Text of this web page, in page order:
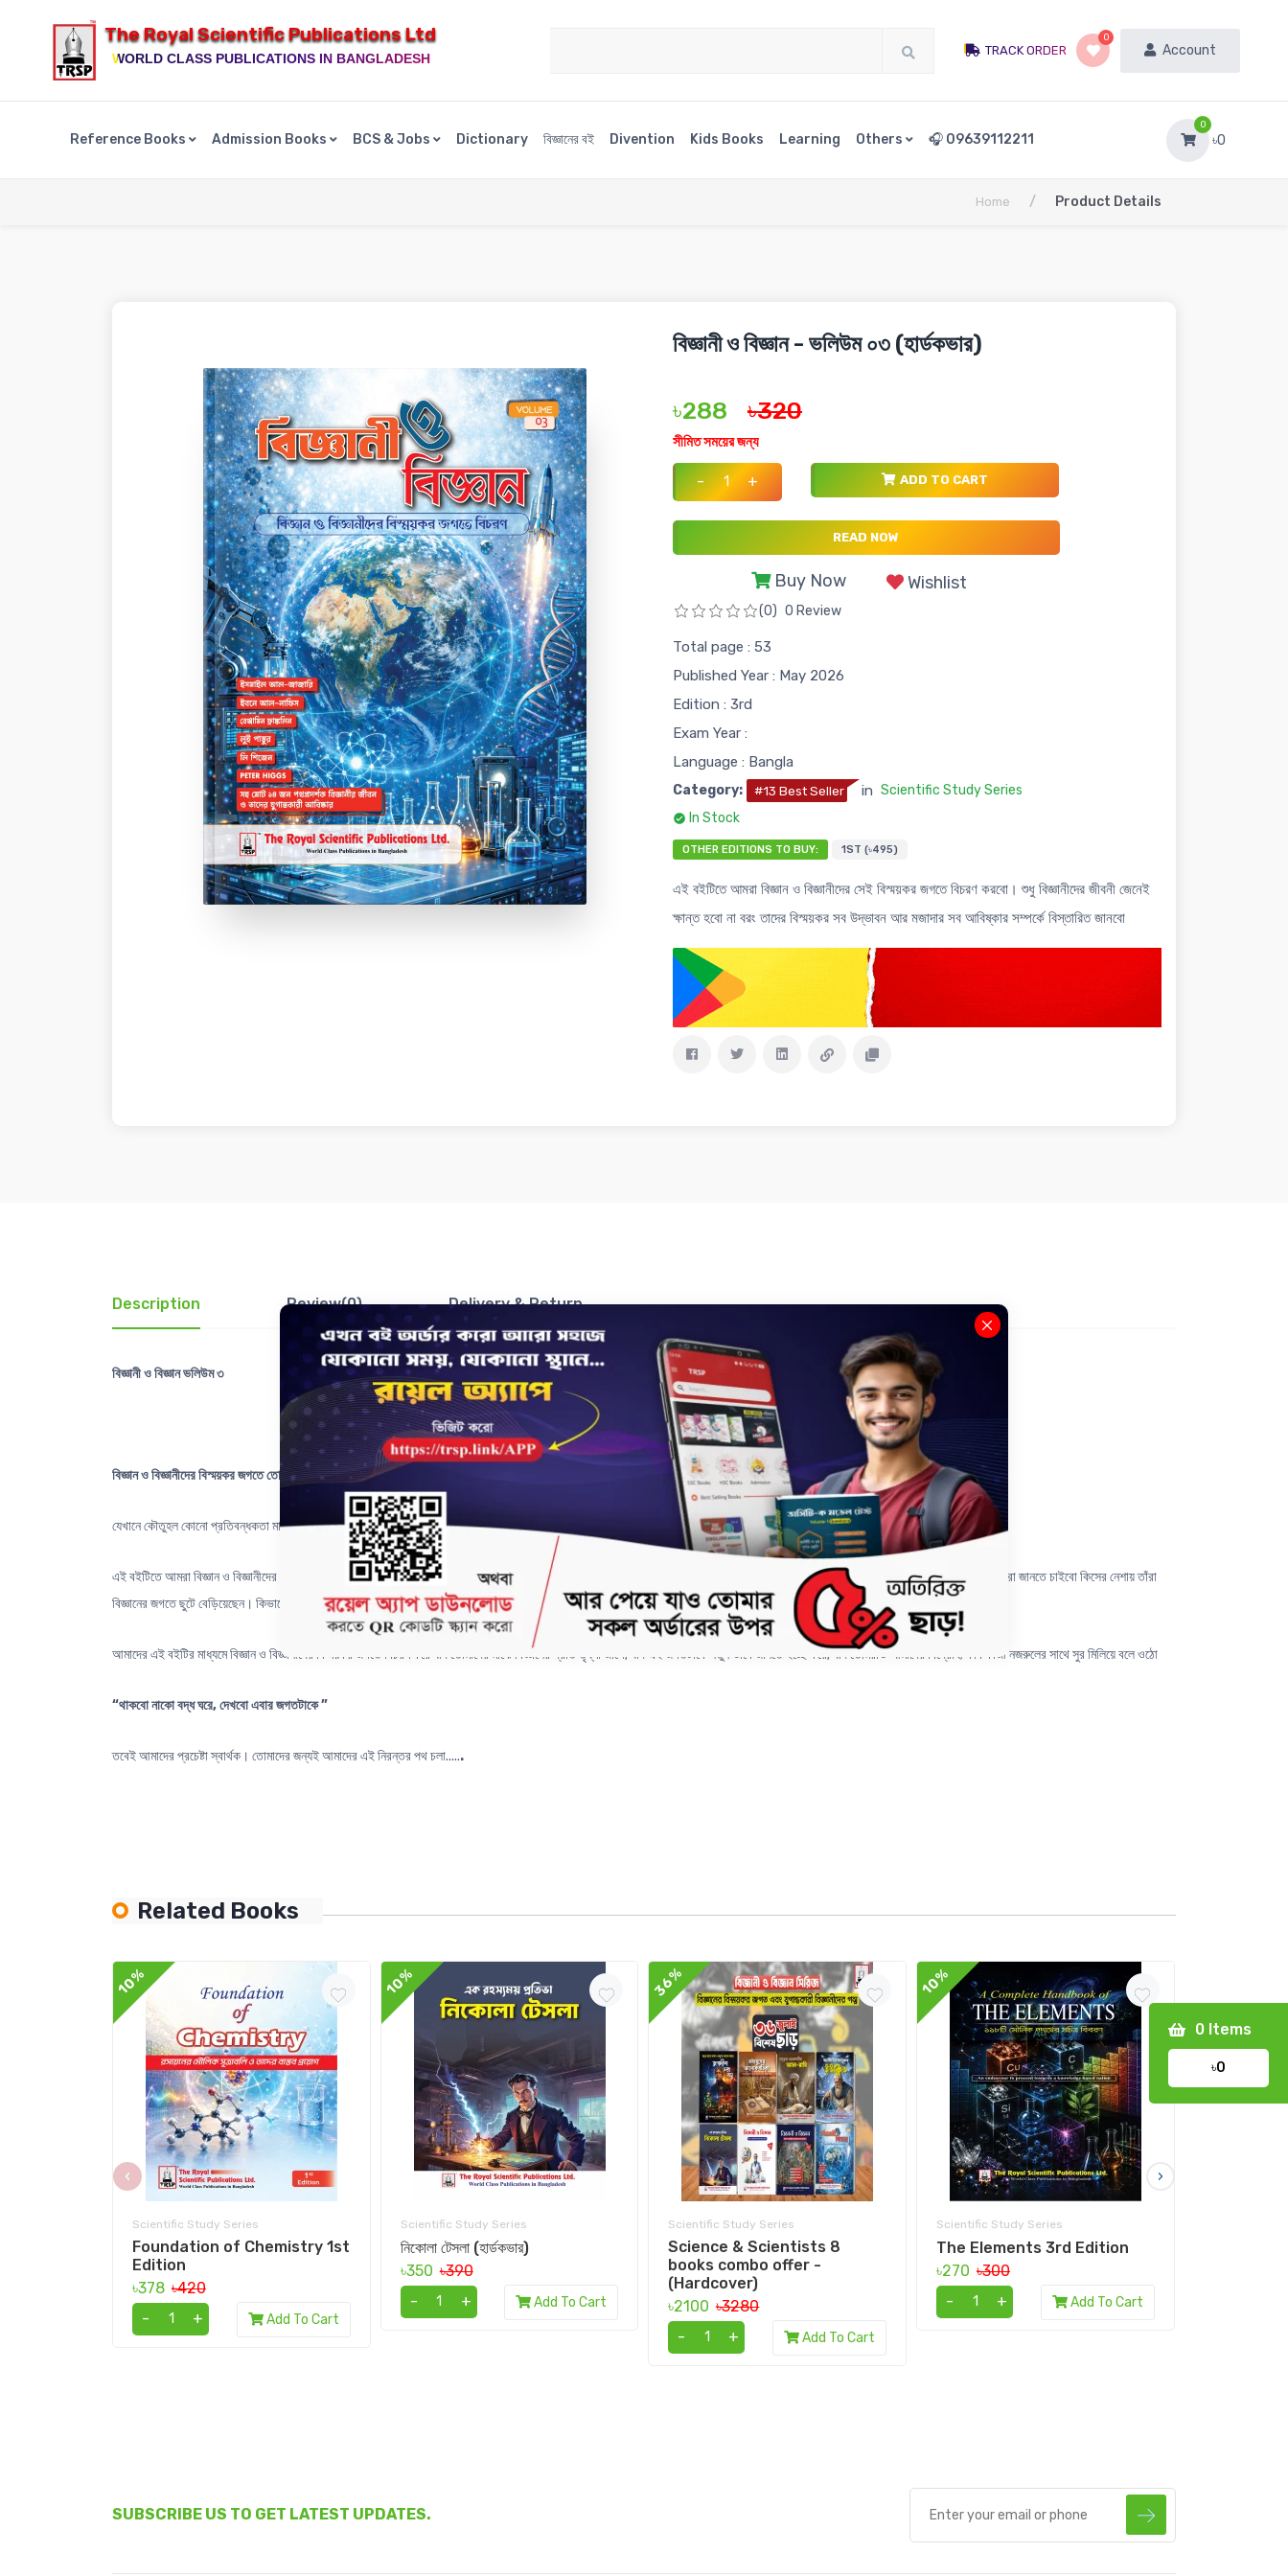
The Royal Scientific Publications Ltd
WORLD CLASS PUBLICATIONS IN BANGLADESH
TRACK ORDER
0
Account
Reference Books Admission Books BCS & Jobs Dictionary বিজ্ঞানের বই Divention Kids Books Learning Others 🎧 09639112211
0
৳0
Home / Product Details
বিজ্ঞানী ও বিজ্ঞান - ভলিউম ০৩ (হার্ডকভার)
৳288 ৳320
সীমিত সময়ের জন্য
- + ADD TO CART
READ NOW
Buy Now Wishlist
(0) 0 Review
Total page : 53
Published Year : May 2026
Edition : 3rd
Exam Year :
Language : Bangla
Category: #13 Best Seller in Scientific Study Series
In Stock
OTHER EDITIONS TO BUY: 1ST (৳495)
এই বইটিতে আমরা বিজ্ঞান ও বিজ্ঞানীদের সেই বিস্ময়কর জগতে বিচরণ করবো। শুধু বিজ্ঞানীদের জীবনী জেনেই
ক্ষান্ত হবো না বরং তাদের বিস্ময়কর সব উদ্ভাবন আর মজাদার সব আবিষ্কার সম্পর্কে বিস্তারিত জানবো
Description Review(0) Delivery & Return
বিজ্ঞানী ও বিজ্ঞান ভলিউম ৩
বিজ্ঞান ও বিজ্ঞানীদের বিস্ময়কর জগতে তোমাকে স্বাগতম !
যেখানে কৌতুহল কোনো প্রতিবন্ধকতা মানে না; যেখানে জ্ঞানের তৃষ্ণা সকল সীমানা অতিক্রম করে যায়; যেখানে অনুসন্ধান ও অবিষ্কারের নেশায় মহাবিশ্বের রহস্য উন্মোচিত হয়।
এই বইটিতে আমরা বিজ্ঞান ও বিজ্ঞানীদের সেই বিস্ময়কর জগতে বিচরণ করবো। শুধু বিজ্ঞানীদের জীবনী জেনেই ক্ষান্ত হবো না বরং তাদের বিস্ময়কর সব উদ্ভাবন আর মজাদার সব আবিষ্কার সম্পর্কে বিস্তারিত জানবো । আমরা জানতে চাইবো কিসের নেশায় তাঁরা
বিজ্ঞানের জগতে ছুটে বেড়িয়েছেন। কিভাবে তাঁরা পৃথিবীর ভাগ্য পরিবর্তন করে দিলেন। কিভাবেই বা তাঁরা এই মহাবিশ্বকে আমাদের সামনে নতুনভাবে তুলে ধরলেন !
আমাদের এই বইটির মাধ্যমে বিজ্ঞান ও বিজ্ঞানীদের বিস্ময়কর জগতে বিচরণ করে যদি তোমাদের মাঝে বিজ্ঞানের প্রতি তৃষ্ণা জাগে; যদি এই জগতটাকে নতুন ভাবে জানতে ইচ্ছে করে; যদি তোমরাও আমাদের বিদ্রোহী কবি কাজী নজরুলের সাথে সুর মিলিয়ে বলে ওঠো
“থাকবো নাকো বদ্ধ ঘরে, দেখবো এবার জগতটাকে ”
তবেই আমাদের প্রচেষ্টা স্বার্থক। তোমাদের জন্যই আমাদের এই নিরন্তর পথ চলা......
Related Books
10%
Scientific Study Series
Foundation of Chemistry 1st
Edition
৳378 ৳420
-
+ Add To Cart
10%
Scientific Study Series
নিকোলা টেসলা (হার্ডকভার)
৳350 ৳390
-
+ Add To Cart
36%
Scientific Study Series
Science & Scientists 8
books combo offer -
(Hardcover)
৳2100 ৳3280
-
+ Add To Cart
10%
Scientific Study Series
The Elements 3rd Edition
৳270 ৳300
-
+ Add To Cart
‹ ›
0 Items
৳0
SUBSCRIBE US TO GET LATEST UPDATES.